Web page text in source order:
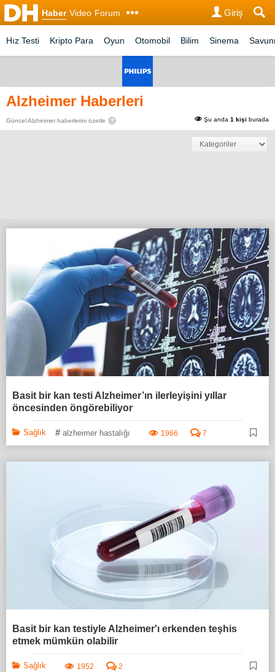
Haber Video Forum Giriş
Hız Testi Kripto Para Oyun Otomobil Bilim Sinema
Alzheimer Haberleri
Güncel Alzheimer haberlerini özetle ? Şu anda 1 kişi burada
Basit bir kan testi Alzheimer’ın ilerleyişini yıllar
öncesinden öngörebiliyor
Sağlık # alzheimer hastalığı 1966 7
Basit bir kan testiyle Alzheimer'ı erkenden teşhis
etmek mümkün olabilir
Sağlık 1952 2